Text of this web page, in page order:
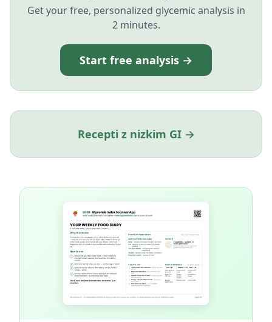
Get your free, personalized glycemic analysis in
2 minutes.
Start free analysis →
Recepti z nizkim GI →